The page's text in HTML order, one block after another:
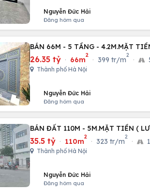
Nguyễn Đức Hải
Đăng hôm qua
BÁN 66M - 5 TẦNG - 4.2M.MẶT
26.35 tỷ · 66m
2
· 399 tr/m
2
·
Thành phố Hà Nội
Nguyễn Đức Hải
Đăng hôm qua
BÁN ĐẤT 110M - 5M.MẶT TIỀN (
35.5 tỷ · 110m
2
· 323 tr/m
2
·
Thành phố Hà Nội
Nguyễn Đức Hải
Đăng hôm qua